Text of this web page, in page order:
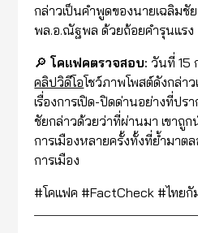
กล่าวเป็นคำพูดของนายเฉลิม
พล.อ.ณัฐพล ด้วยถ้อยคำรุนแรง
🔎โคแฟคตรวจสอบ: วันที่ 15
คลิปวิดีโอโชว์ภาพโพสต์ดังกล่า
เรื่องการเปิด-ปิดด่านอย่างที่ปร
ชัยกล่าวด้วยว่าที่ผ่านมา เขาถู
การเมืองหลายครั้งทั้งที่ย้ำมาตล
การเมือง
#โคแฟค #FactCheck #ไทยกั